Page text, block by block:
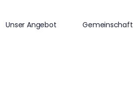
Unser Angebot Gemeinschaft